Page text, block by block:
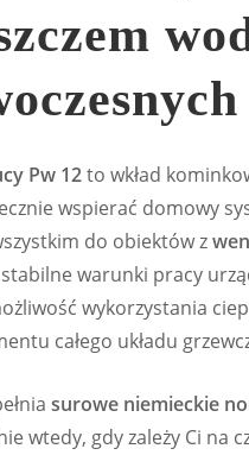
Pw 12to wkład
wspierać domowy
do obiektów z
warunki pracy
wykorzystania
całego układu
surowe niemieckie
wtedy, gdy zależy Ci na